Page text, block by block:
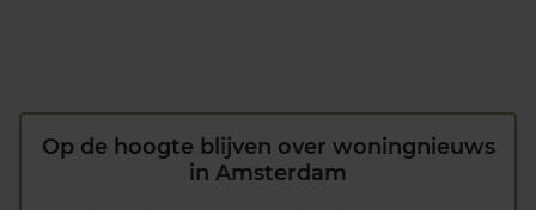
Op de hoogte blijven over woningnieuws
in Amsterdam